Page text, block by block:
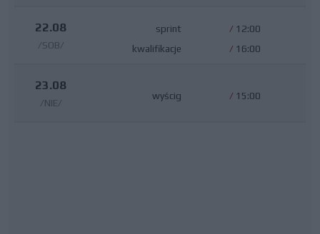
22.08
/SOB/
sprint
kwalifikacje
/ 12:00
/ 16:00
23.08
/NIE/
wyścig / 15:00